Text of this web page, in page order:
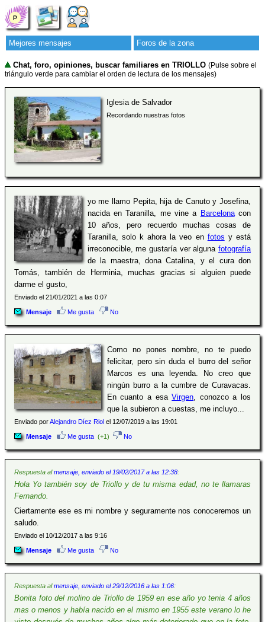
Mejores mensajes Foros de la zona
Chat, foro, opiniones, buscar familiares en TRIOLLO (Pulse sobre el
triángulo verde para cambiar el orden de lectura de los mensajes)
Iglesia de Salvador
Recordando nuestras fotos
yo me llamo Pepita, hija de Canuto y Josefina,
nacida en Taranilla, me vine a Barcelonacon
10 años, pero recuerdo muchas cosas de
Taranilla, solo k ahora la veo en fotos y está
irreconocible, me gustaría ver alguna fotografía
de la maestra, dona Catalina, y el cura don
Tomás, también de Herminia, muchas gracias si alguien puede
darme el gusto,
Enviado el 21/01/2021 a las 0:07
Mensaje Me gusta No
Como no pones nombre, no te puedo
felicitar, pero sin duda el burro del señor
Marcos es una leyenda. No creo que
ningún burro a la cumbre de Curavacas.
En cuanto a esaVirgen, conozco a los
que la subieron a cuestas, me incluyo...
Enviado porAlejandro Díez Riol el 12/07/2019 a las 19:01
Mensaje Me gusta (+1) No
Respuesta almensaje, enviado el 19/02/2017 a las 12:38:
Hola Yo también soy de Triollo y de tu misma edad, no te llamaras
Fernando.
Ciertamente ese es mi nombre y seguramente nos conoceremos un
saludo.
Enviado el 10/12/2017 a las 9:16
Mensaje Me gusta No
Respuesta almensaje, enviado el 29/12/2016 a las 1:06:
Bonita foto del molino de Triollo de 1959 en ese año yo tenia 4 años
mas o menos y había nacido en el mismo en 1955 este verano lo he